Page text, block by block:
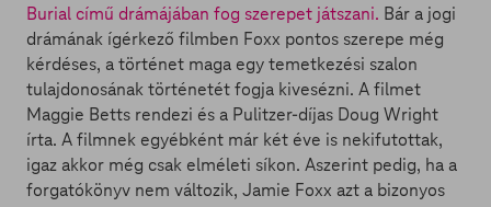
Burial című drámájában fog szerepet játszani. Bár a jogi
drámának ígérkező filmben Foxx pontos szerepe még
kérdéses, a történet maga egy temetkezési szalon
tulajdonosának történetét fogja kivesézni. A filmet
Maggie Betts rendezi és a Pulitzer-díjas Doug Wright
írta. A filmnek egyébként már két éve is nekifutottak,
igaz akkor még csak elméleti síkon. Aszerint pedig, ha a
forgatókönyv nem változik, Jamie Foxx azt a bizonyos